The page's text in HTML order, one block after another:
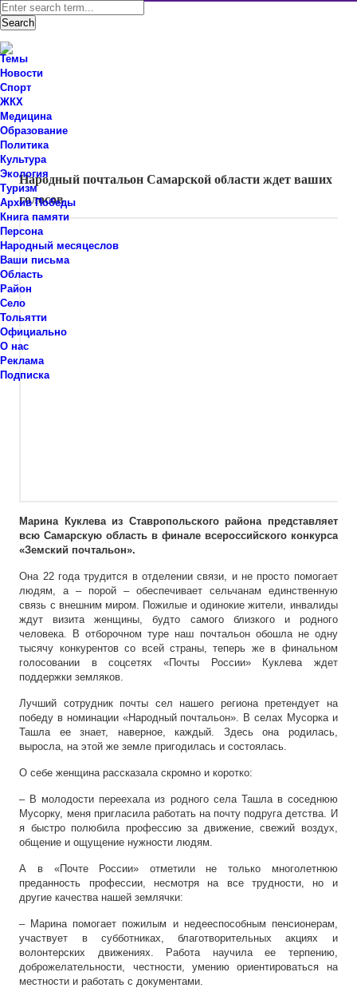
Народный почтальон Самарской области ждет ваших
голосов
Марина Куклева из Ставропольского района представляет
всю Самарскую область в финале всероссийского конкурса
«Земский почтальон».
Она 22 года трудится в отделении связи, и не просто помогает
людям, а – порой – обеспечивает сельчанам единственную
связь с внешним миром. Пожилые и одинокие жители, инвалиды
ждут визита женщины, будто самого близкого и родного
человека. В отборочном туре наш почтальон обошла не одну
тысячу конкурентов со всей страны, теперь же в финальном
голосовании в соцсетях «Почты России» Куклева ждет
поддержки земляков.
Лучший сотрудник почты сел нашего региона претендует на
победу в номинации «Народный почтальон». В селах Мусорка и
Ташла ее знает, наверное, каждый. Здесь она родилась,
выросла, на этой же земле пригодилась и состоялась.
О себе женщина рассказала скромно и коротко:
– В молодости переехала из родного села Ташла в соседнюю
Мусорку, меня пригласила работать на почту подруга детства. И
я быстро полюбила профессию за движение, свежий воздух,
общение и ощущение нужности людям.
А в «Почте России» отметили не только многолетнюю
преданность профессии, несмотря на все трудности, но и
другие качества нашей землячки:
– Марина помогает пожилым и недееспособным пенсионерам,
участвует в субботниках, благотворительных акциях и
волонтерских движениях. Работа научила ее терпению,
доброжелательности, честности, умению ориентироваться на
местности и работать с документами.
Темы
Новости
Спорт
ЖКХ
Медицина
Образование
Политика
Культура
Экология
Туризм
Архив Победы
Книга памяти
Персона
Народный месяцеслов
Ваши письма
Область
Район
Село
Тольятти
Официально
О нас
Реклама
Подписка